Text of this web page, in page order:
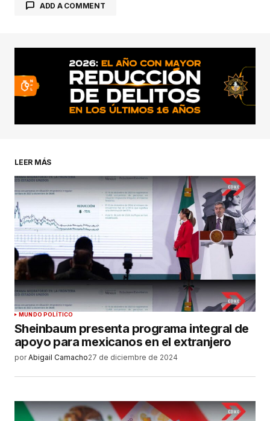
ADD A COMMENT
conectado
LEER MÁS
MUNDO POLÍTICO
Sheinbaum presenta programa integral de
apoyo para mexicanos en el extranjero
por Abigail Camacho27 de diciembre de 2024